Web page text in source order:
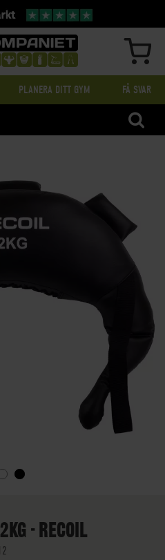
PLANERA DITT GYM FÅ SVAR
- RECOIL